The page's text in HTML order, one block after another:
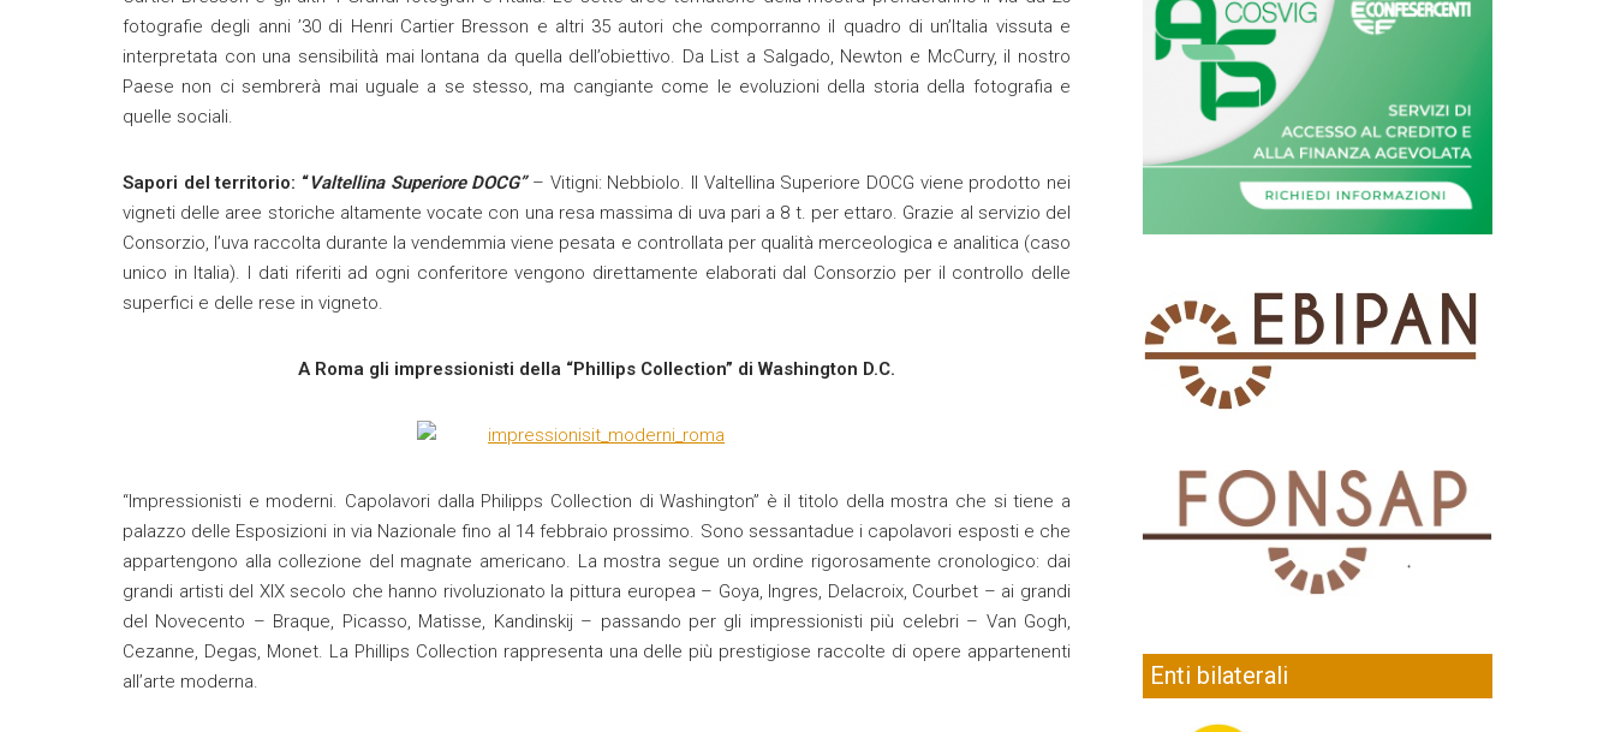
fotografie degli anni ’30 di Henri Cartier Bresson e altri 35 autori che comporranno il quadro di un’Italia vissuta e
interpretata con una sensibilità mai lontana da quella dell’obiettivo. Da List a Salgado, Newton e McCurry, il nostro
Paese non ci sembrerà mai uguale a se stesso, ma cangiante come le evoluzioni della storia della fotografia e
quelle sociali.
Sapori del territorio: “Valtellina Superiore DOCG”– Vitigni: Nebbiolo. Il Valtellina Superiore DOCG viene prodotto nei
vigneti delle aree storiche altamente vocate con una resa massima di uva pari a 8 t. per ettaro. Grazie al servizio del
Consorzio, l’uva raccolta durante la vendemmia viene pesata e controllata per qualità merceologica e analitica (caso
unico in Italia). I dati riferiti ad ogni conferitore vengono direttamente elaborati dal Consorzio per il controllo delle
superfici e delle rese in vigneto.
A Roma gli impressionisti della “Phillips Collection” di Washington D.C.
“Impressionisti e moderni. Capolavori dalla Philipps Collection di Washington” è il titolo della mostra che si tiene a
palazzo delle Esposizioni in via Nazionale fino al 14 febbraio prossimo. Sono sessantadue i capolavori esposti e che
appartengono alla collezione del magnate americano. La mostra segue un ordine rigorosamente cronologico: dai
grandi artisti del XIX secolo che hanno rivoluzionato la pittura europea – Goya, Ingres, Delacroix, Courbet – ai grandi
del Novecento – Braque, Picasso, Matisse, Kandinskij – passando per gli impressionisti più celebri – Van Gogh,
Cezanne, Degas, Monet. La Phillips Collection rappresenta una delle più prestigiose raccolte di opere appartenenti
all’arte moderna.
Enti bilaterali